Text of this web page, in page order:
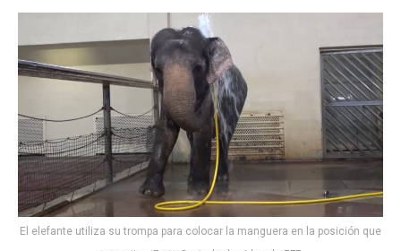
El elefante utiliza su trompa para colocar la manguera en la posición que